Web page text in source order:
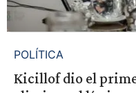
POLÍTICA
Kicillof dio el